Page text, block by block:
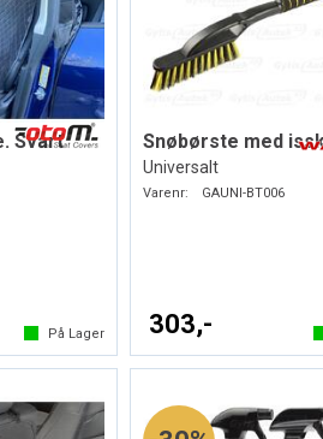
Svart
På Lager
Snøbørste med
Universalt
Varenr: GAUNI-BT006
303,-